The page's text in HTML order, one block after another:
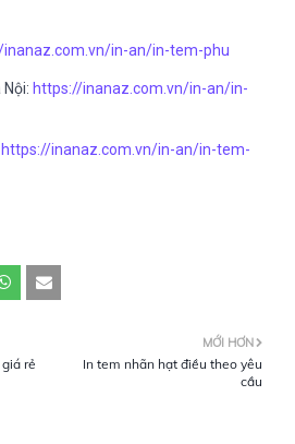
inanaz.com.vn/in-an/in-tem-phu
https://inanaz.com.vn/in-an/in-
https://inanaz.com.vn/in-an/in-tem-
MỚI HƠN
In tem nhãn hạt điều theo yêu
cầu
rẻ